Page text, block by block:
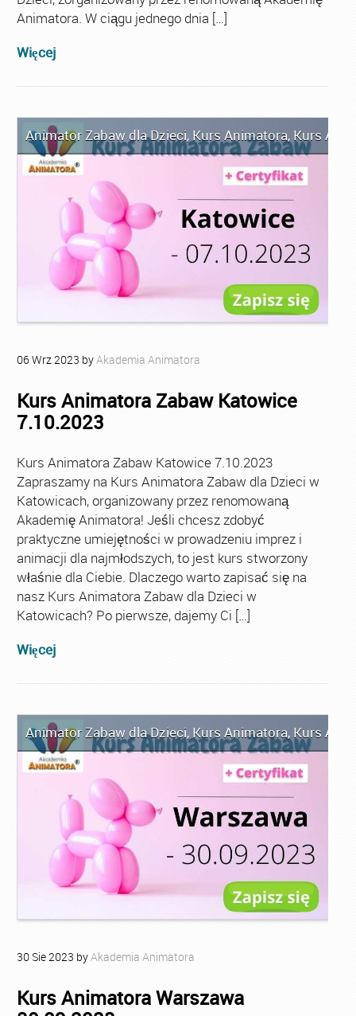
Animatora. W ciągu jednego dnia […]
Więcej
Animator Zabaw dla Dzieci, Kurs Animatora, Kurs
06Wrz2023 byAkademia Animatora
Kurs Animatora Zabaw Katowice
7.10.2023
Kurs Animatora Zabaw Katowice 7.10.2023
Zapraszamy na Kurs Animatora Zabaw dla Dzieci w
Katowicach, organizowany przez renomowaną
Akademię Animatora! Jeśli chcesz zdobyć
praktyczne umiejętności w prowadzeniu imprez i
animacji dla najmłodszych, to jest kurs stworzony
właśnie dla Ciebie. Dlaczego warto zapisać się na
nasz Kurs Animatora Zabaw dla Dzieci w
Katowicach? Po pierwsze, dajemy Ci […]
Więcej
Animator Zabaw dla Dzieci, Kurs Animatora, Kurs
30 Sie2023 byAkademia Animatora
Kurs Animatora Warszawa